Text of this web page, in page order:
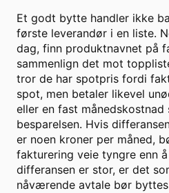
Et godt bytte handler ikke
første leverandør i en liste.
dag, finn produktnavnet på
sammenlign det mot
tror de har spotpris fordi
spot, men betaler likevel
eller en fast månedskostnad
besparelsen. Hvis
er noen kroner per måned,
fakturering veie tyngre enn
differansen er stor, er det
nåværende avtale bør